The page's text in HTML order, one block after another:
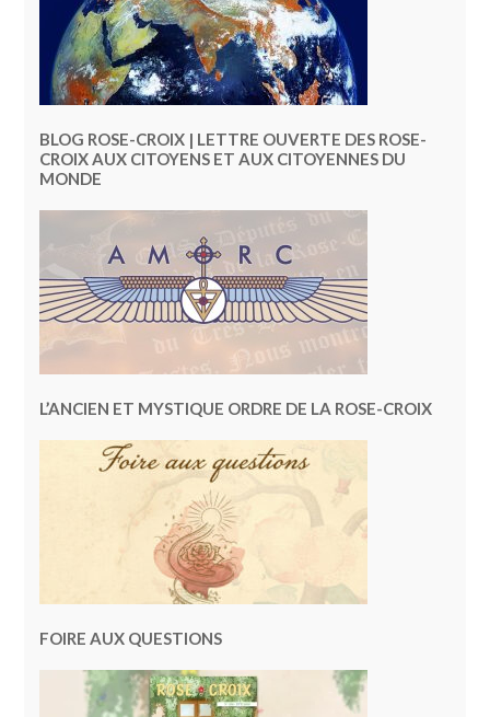
BLOG ROSE-CROIX | LETTRE OUVERTE DES ROSE-
CROIX AUX CITOYENS ET AUX CITOYENNES DU
MONDE
L’ANCIEN ET MYSTIQUE ORDRE DE LA ROSE-CROIX
FOIRE AUX QUESTIONS